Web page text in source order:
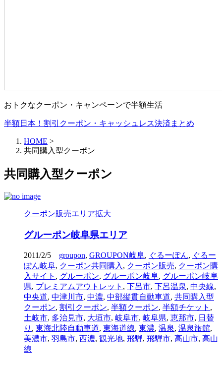
おトクなクーポン・キャンペーンで半額生活
半額日本！割引クーポン・キャッシュレス決済まとめ
HOME >
共同購入型クーポン
共同購入型クーポン
クーポン販売エリア拡大
グルーポン岐阜県エリア
2011/2/5 groupon, GROUPON岐阜, ぐるーぽん, ぐるー
ぽん岐阜, クーポン共同購入 , クーポン販売, クーポン購
入サイト , グルーポン, グルーポン岐阜, グルーポン岐阜
県, プレミアムアウトレット , 下呂市, 下呂温泉, 中央線,
中央道, 中津川市, 中濃, 中部縦貫自動車道, 共同購入型
クーポン, 割引クーポン, 半額クーポン, 半額チケット ,
土岐市, 多治見市, 大垣市, 岐阜市, 岐阜県, 恵那市, 日替
り , 東海北陸自動車道, 東海道線, 東濃, 温泉, 温泉旅館,
美濃市, 羽島市, 西濃, 観光地, 飛騨, 飛騨市, 高山市, 高山
線